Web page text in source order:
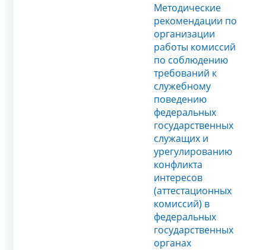
Методические
рекомендации по
организации
работы комиссий
по соблюдению
требований к
служебному
поведению
федеральных
государственных
служащих и
урегулированию
конфликта
интересов
(аттестационных
комисcий) в
федеральных
государственных
органах